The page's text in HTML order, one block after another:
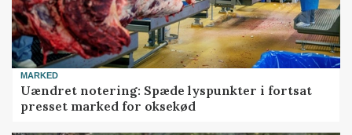
MARKED
Uændret notering: Spæde lyspunkter i fortsat
presset marked for oksekød